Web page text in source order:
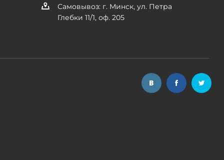
Самовывоз: г. Минск, ул. Петра
Глебки 11/1, оф. 205